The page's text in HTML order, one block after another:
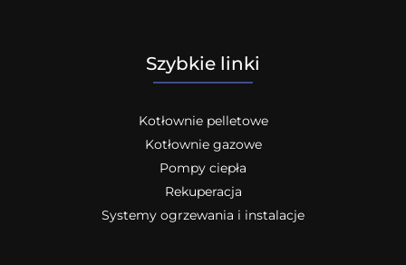
Szybkie linki
Kotłownie pelletowe
Kotłownie gazowe
Pompy ciepła
Rekuperacja
Systemy ogrzewania i instalacje